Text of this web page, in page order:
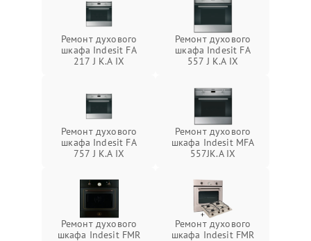
Ремонт духового
шкафа Indesit FA
217 J K.A IX
Ремонт духового
шкафа Indesit FA
557 J K.A IX
Ремонт духового
шкафа Indesit FA
757 J K.A IX
Ремонт духового
шкафа Indesit MFA
557JK.A IX
Ремонт духового
шкафа Indesit FMR
Ремонт духового
шкафа Indesit FMR